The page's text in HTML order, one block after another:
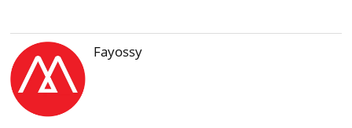
Fayossy